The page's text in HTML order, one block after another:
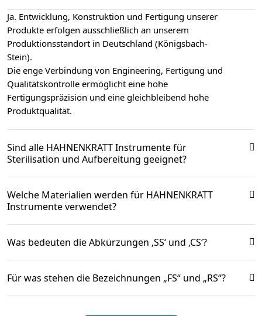
Ja. Entwicklung, Konstruktion und Fertigung unserer
Produkte erfolgen ausschließlich an unserem
Produktionsstandort in Deutschland (Königsbach-
Stein).
Die enge Verbindung von Engineering, Fertigung und
Qualitätskontrolle ermöglicht eine hohe
Fertigungspräzision und eine gleichbleibend hohe
Produktqualität.
Sind alle HAHNENKRATT Instrumente für
Sterilisation und Aufbereitung geeignet?
Welche Materialien werden für HAHNENKRATT
Instrumente verwendet?
Was bedeuten die Abkürzungen ‚SS‘ und ‚CS‘?
Für was stehen die Bezeichnungen „FS“ und „RS“?